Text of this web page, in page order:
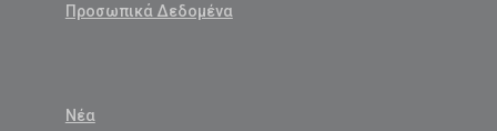
Προσωπικά Δεδομένα
Νέα